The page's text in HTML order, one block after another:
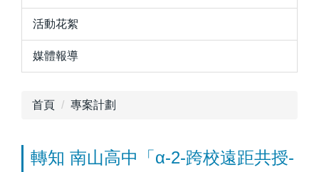
活動花絮
媒體報導
首頁 專案計劃
轉知 南山高中「α-2-跨校遠距共授-